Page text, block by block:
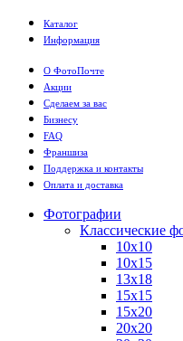
Каталог
Информация
О ФотоПочте
Акции
Сделаем за вас
Бизнесу
FAQ
Франшиза
Поддержка и контакты
Оплата и доставка
Фотографии
Классические
10х10
10х15
13х18
15х15
15х20
20х20